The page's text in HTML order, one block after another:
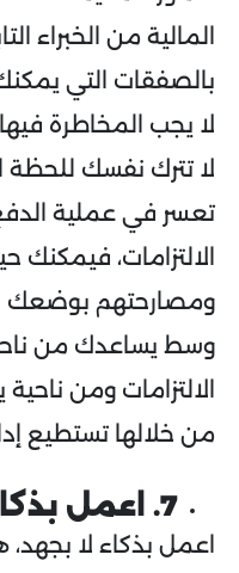
المالية من الخبراء
بالصفقات التي
لا يجب المخاطرة
لا تترك نفسك للحظة
تعسر في عملية
الالتزامات، فيمكنك
ومصارحتهم بوضعك
وسط يساعدك من
الالتزامات ومن
من خلالها تستطيع
7. اعمل بذكاء
اعمل بذكاء لا